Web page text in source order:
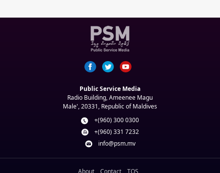
Public Service Media
Radio Building, Ameenee Magu
Male', 20331, Republic of Maldives
+(960) 300 0300
+(960) 331 7232
info@psm.mv